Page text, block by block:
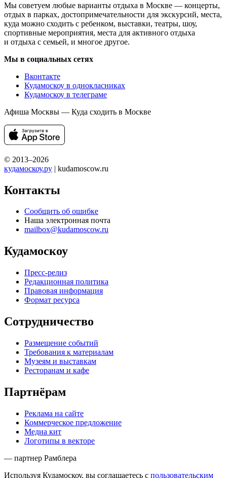
Мы советуем любые варианты отдыха в Москве — концерты,
отдых в парках, достопримечательности для экскурсий, места,
куда можно сходить с ребенком, выставки, театры, шоу,
спортивные мероприятия, места для активного отдыха
и отдыха с семьей, и многое другое.
Мы в социальных сетях
Вконтакте
Кудамоскоу в однокласниках
Кудамоскоу в телеграме
Афиша Москвы — Куда сходить в Москве
© 2013–2026
кудамоскоу.ру | kudamoscow.ru
Контакты
Сообщить об ошибке
Наша электронная почта
mailbox@kudamoscow.ru
Кудамоскоу
Пресс-релиз
Редакционная политика
Правовая информация
Формат ресурса
Сотрудничество
Размещение событий
Требования к материалам
Музеям и выставкам
Ресторанам и кафе
Партнёрам
Реклама на сайте
Коммерческое предложение
Медиа кит
Логотипы в векторе
— партнер Рамблера
Используя Кудамоскоу, вы соглашаетесь с пользовательским